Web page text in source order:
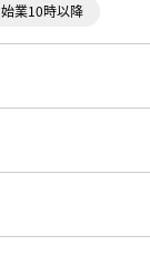
始業10時以降